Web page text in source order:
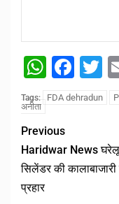
Tags: FDA dehradun
अनीता
Previous
Haridwar News
सिलेंडर की
प्रहार